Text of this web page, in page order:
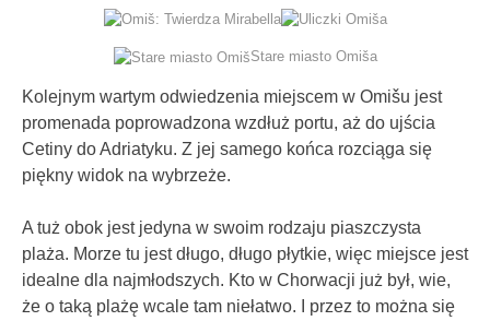
Stare miasto Omiša
Kolejnym wartym odwiedzenia miejscem w Omišu jest
promenada poprowadzona wzdłuż portu, aż do ujścia
Cetiny do Adriatyku. Z jej samego końca rozciąga się
piękny widok na wybrzeże.
A tuż obok jest jedyna w swoim rodzaju piaszczysta
plaża. Morze tu jest długo, długo płytkie, więc miejsce jest
idealne dla najmłodszych. Kto w Chorwacji już był, wie,
że o taką plażę wcale tam niełatwo. I przez to można się